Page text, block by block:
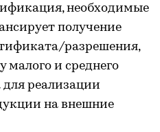
необходимые
получение
разрешения,
малого и среднего
реализации
на внешние